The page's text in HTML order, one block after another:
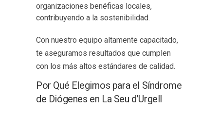
organizaciones benéficas locales,
contribuyendo a la sostenibilidad.
Con nuestro equipo altamente capacitado,
te aseguramos resultados que cumplen
con los más altos estándares de calidad.
Por Qué Elegirnos para el Síndrome
de Diógenes en La Seu d’Urgell